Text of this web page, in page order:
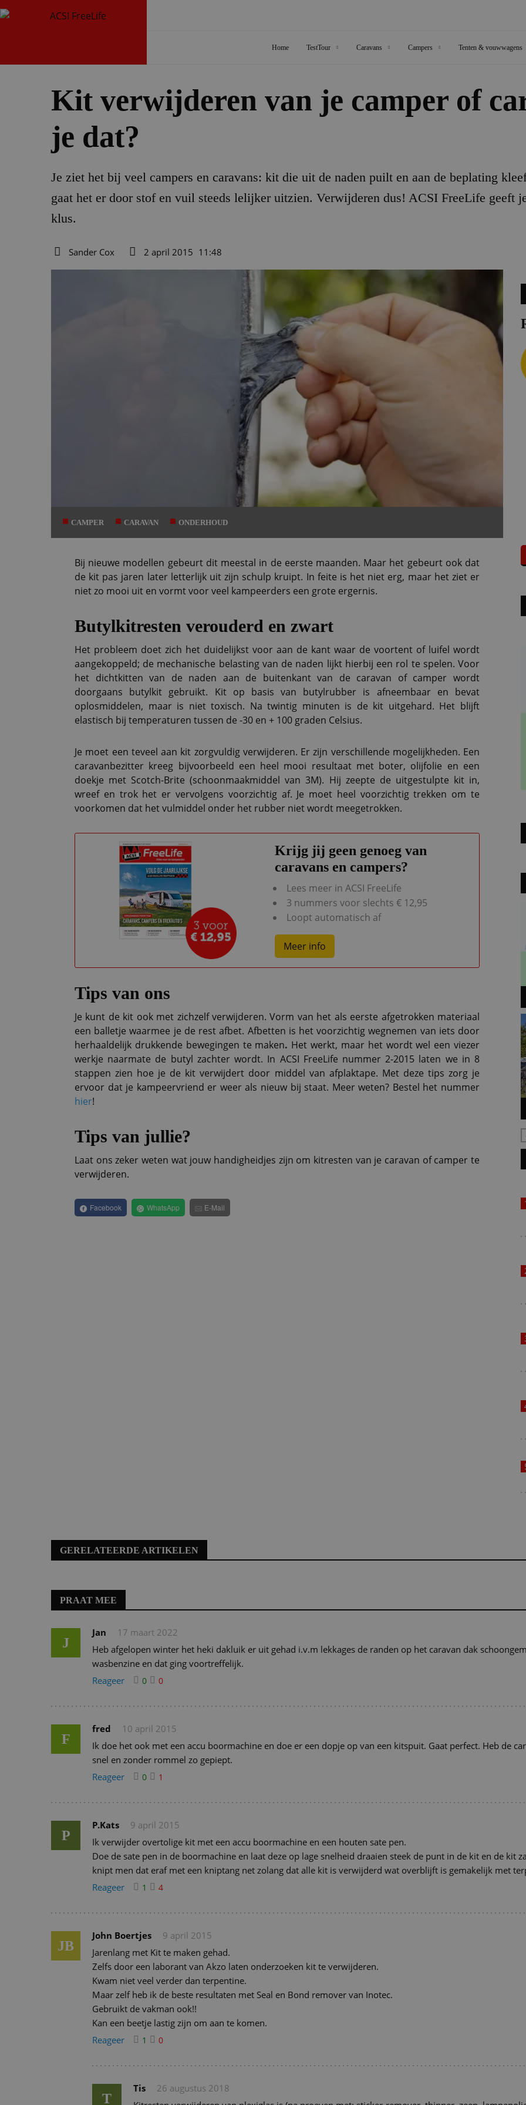
Home TestTour Caravans Campers Tenten & vouwwagens
Kit verwijderen van je camper of
je dat?
Je ziet het bij veel campers en caravans: kit die uit de naden puilt en aan de beplating
gaat het er door stof en vuil steeds lelijker uitzien. Verwijderen dus! ACSI FreeLife geeft
klus.
Sander Cox
2 april 2015 11:48
CAMPER CARAVAN ONDERHOUD
Bij nieuwe modellen gebeurt dit meestal in de eerste maanden. Maar het gebeurt ook dat
de kit pas jaren later letterlijk uit zijn schulp kruipt. In feite is het niet erg, maar het ziet er
niet zo mooi uit en vormt voor veel kampeerders een grote ergernis.
Butylkitresten verouderd en zwart
Het probleem doet zich het duidelijkst voor aan de kant waar de voortent of luifel wordt
aangekoppeld; de mechanische belasting van de naden lijkt hierbij een rol te spelen. Voor
het dichtkitten van de naden aan de buitenkant van de caravan of camper wordt
doorgaans butylkit gebruikt. Kit op basis van butylrubber is afneembaar en bevat
oplosmiddelen, maar is niet toxisch. Na twintig minuten is de kit uitgehard. Het blijft
elastisch bij temperaturen tussen de -30 en + 100 graden Celsius.
Je moet een teveel aan kit zorgvuldig verwijderen. Er zijn verschillende mogelijkheden. Een
caravanbezitter kreeg bijvoorbeeld een heel mooi resultaat met boter, olijfolie en een
doekje met Scotch-Brite (schoonmaakmiddel van 3M). Hij zeepte de uitgestulpte kit in,
wreef en trok het er vervolgens voorzichtig af. Je moet heel voorzichtig trekken om te
voorkomen dat het vulmiddel onder het rubber niet wordt meegetrokken.
Krijg jij geen genoeg van
caravans en campers?
Lees meer in ACSI FreeLife
3 nummers voor slechts € 12,95
Loopt automatisch af
Meer info
Tips van ons
Je kunt de kit ook met zichzelf verwijderen. Vorm van het als eerste afgetrokken materiaal
een balletje waarmee je de rest afbet. Afbetten is het voorzichtig wegnemen van iets door
herhaaldelijk drukkende bewegingen te maken. Het werkt, maar het wordt wel een viezer
werkje naarmate de butyl zachter wordt. In ACSI FreeLife nummer 2-2015 laten we in 8
stappen zien hoe je de kit verwijdert door middel van afplaktape. Met deze tips zorg je
ervoor dat je kampeervriend er weer als nieuw bij staat. Meer weten? Bestel het nummer
hier!
Tips van jullie?
Laat ons zeker weten wat jouw handigheidjes zijn om kitresten van je caravan of camper te
verwijderen.
Facebook WhatsApp E-Mail
GERELATEERDE ARTIKELEN
PRAAT MEE
J
Jan
17 maart 2022
Heb afgelopen winter het heki dakluik er uit gehad i.v.m lekkages de randen op het caravan dak
wasbenzine en dat ging voortreffelijk.
Reageer
0 0
F
fred
10 april 2015
Ik doe het ook met een accu boormachine en doe er een dopje op van een kitspuit. Gaat perfect. Heb de
snel en zonder rommel zo gepiept.
Reageer
0 1
P
P.Kats
9 april 2015
Ik verwijder overtolige kit met een accu boormachine en een houten sate pen.
Doe de sate pen in de boormachine en laat deze op lage snelheid draaien steek de punt in de kit en de kit
knipt men dat eraf met een kniptang net zolang dat alle kit is verwijderd wat overblijft is gemakelijk met
Reageer
1 4
JB
John Boertjes
9 april 2015
Jarenlang met Kit te maken gehad.
Zelfs door een laborant van Akzo laten onderzoeken kit te verwijderen.
Kwam niet veel verder dan terpentine.
Maar zelf heb ik de beste resultaten met Seal en Bond remover van Inotec.
Gebruikt de vakman ook!!
Kan een beetje lastig zijn om aan te komen.
Reageer
1 0
T
Tis
26 augustus 2018